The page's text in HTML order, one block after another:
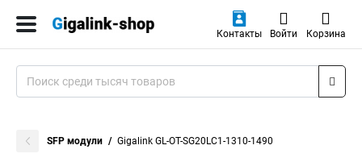
Контакты Войти Корзина
SFP модули Gigalink GL-OT-SG20LC1-1310-1490